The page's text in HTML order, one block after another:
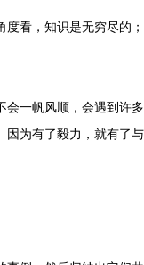
，知识是无穷尽的
帆风顺，会遇到许
为有了毅力，就有了